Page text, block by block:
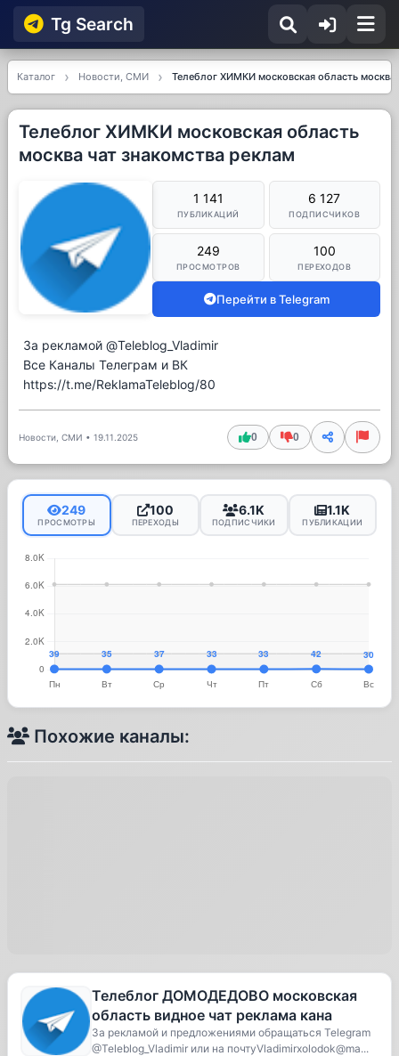
Tg Searсh
Каталог Новости, СМИ Телеблог ХИМКИ московская область москва
Телеблог ХИМКИ московская область
москва чат знакомства реклам
1 141
ПУБЛИКАЦИЙ
6 127
ПОДПИСЧИКОВ
249
ПРОСМОТРОВ
100
ПЕРЕХОДОВ
Перейти в Telegram
За рекламой @Teleblog_Vladimir
Все Каналы Телеграм и ВК
https://t.me/ReklamaTeleblog/80
Новости, СМИ • 19.11.2025 0 0
249
ПРОСМОТРЫ
100
ПЕРЕХОДЫ
6.1K
ПОДПИСЧИКИ
1.1K
ПУБЛИКАЦИИ
Похожие каналы:
Телеблог ДОМОДЕДОВО московская
область видное чат реклама кана
За рекламой и предложениями обращаться Telegram
@Teleblog_Vladimir или на почтуVladimirxolodok@ma...